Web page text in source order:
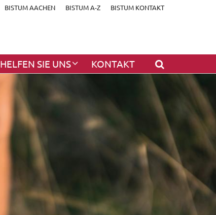
BISTUM AACHEN BISTUM A-Z BISTUM KONTAKT
HELFEN SIE UNS KONTAKT